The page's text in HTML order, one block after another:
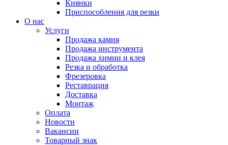
Киянки
Приспособления для резки
О нас
Услуги
Продажа камня
Продажа инструмента
Продажа химии и клея
Резка и обработка
Фрезеровка
Реставрация
Доставка
Монтаж
Оплата
Новости
Вакансии
Товарный знак